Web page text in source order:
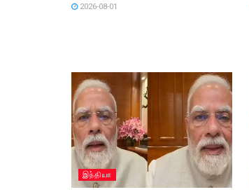
2026-08-01
இந்தியா